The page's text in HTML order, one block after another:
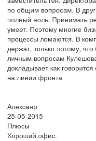
по общим вопросам. В
полный ноль. Принимать
умеет. Поэтому многие
процессы ломаются. В
держат, только потому, что
личным вопросам
докладывает как говорится
на линии фронта
Алексанр
25-05-2015
Плюсы
Хороший офис.